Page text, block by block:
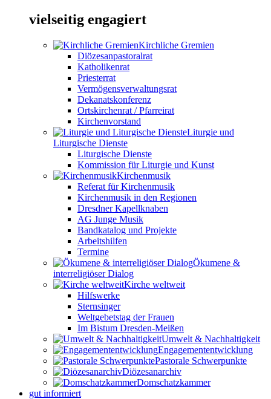
vielseitig engagiert
Kirchliche Gremien
Diözesanpastoralrat
Katholikenrat
Priesterrat
Vermögensverwaltungsrat
Dekanatskonferenz
Ortskirchenrat / Pfarreirat
Kirchenvorstand
Liturgie und
Liturgische Dienste
Liturgische Dienste
Kommission für Liturgie und Kunst
Kirchenmusik
Referat für Kirchenmusik
Kirchenmusik in den Regionen
Dresdner Kapellknaben
AG Junge Musik
Bandkatalog und Projekte
Arbeitshilfen
Termine
Ökumene &
interreligiöser Dialog
Kirche weltweit
Hilfswerke
Sternsinger
Weltgebetstag der Frauen
Im Bistum Dresden-Meißen
Umwelt & Nachhaltigkeit
Engagemententwicklung
Pastorale Schwerpunkte
Diözesanarchiv
Domschatzkammer
gut informiert